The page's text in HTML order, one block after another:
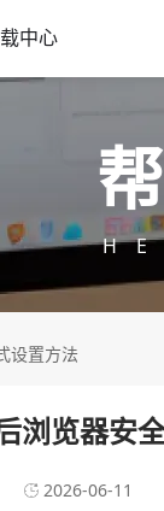
中心
设置方法
浏览器安
2026-06-11